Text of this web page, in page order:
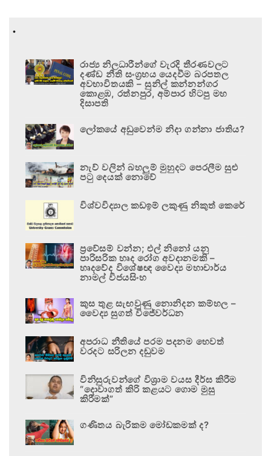
.
රාජ්‍ය නිලධාරීන්ගේ වැරදි තීරණවලට
දණ්ඩ නීති සංග්‍රහය යෙදවීම බරපතල
අවභාවිතයකි – සුනිල් කන්නන්ගර
කොළඹ, රත්නපුර, අම්පාර හිටපු මහ
දිසාපති
ලෝකයේ අඩුවෙන්ම නිදා ගන්නා ජාතිය?
නැව් වලින් බහලුම් මුහුදට පෙරලීම සුළු
පටු දෙයක් නොවේ
විශ්වවිද්‍යාල කඩඉම් ලකුණු නිකුත් කෙරේ
ප්‍රවේසම් වන්න; එල් නිනෝ යනු
පාරිසරික හෘද රෝග අවදානමකි –
හෘදවේද විශේෂඥ වෛද්‍ය මහාචාර්ය
නාමල් විජයසිංහ
කුස තුළ සැඟවුණු නොනිදන කම්හල –
වෛද්‍ය සුගත් විජේවර්ධන
අපරාධ නීතියේ පරම පදනම හෙවත්
වරදට සරිලන දඬුවම
විනිසුරුවන්ගේ විශ්‍රාම වයස දීර්ඝ කිරීම
“දොවාගත් කිරි කළයට ගොම මුසු
කිරීමක්”
ගණිතය බැරිකම මෝඩකමක් ද?